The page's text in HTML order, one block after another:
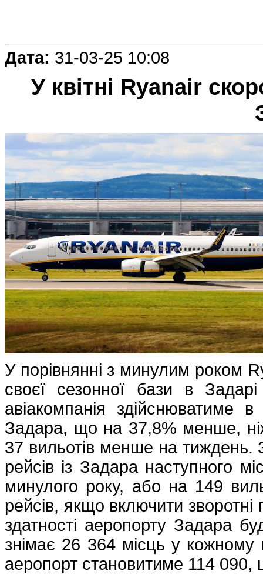
Дата: 31-03-25 10:08
У квітні Ryanair
У порівнянні з минулим роком
своєї сезонної бази в
авіакомпанія здійснюватиме
Задара, що на 37,8% менше,
37 вильотів менше на тиждень.
рейсів із Задара наступного
минулого року, або на 149
рейсів, якщо включити зворотні
здатності аеропорту Задара
знімає 26 364 місць у кожному
аеропорт становитиме 114